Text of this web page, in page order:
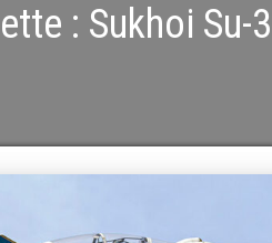
: Sukhoi Su-